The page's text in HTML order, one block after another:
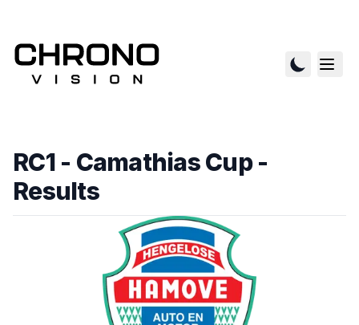
RC1 - Camathias Cup-
Results